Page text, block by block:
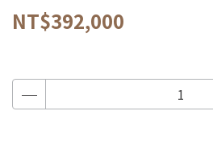
NT$392,000